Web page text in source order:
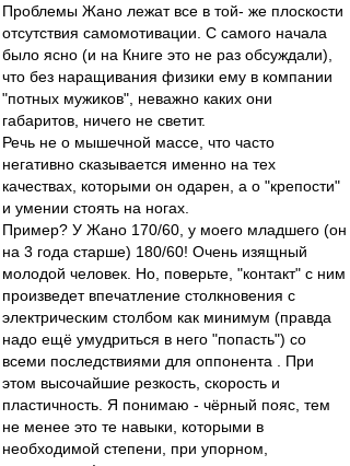
Проблемы Жано лежат все в той- же плоскости
отсутствия самомотивации. С самого начала
было ясно (и на Книге это не раз обсуждали),
что без наращивания физики ему в компании
"потных мужиков", неважно каких они
габаритов, ничего не светит.
Речь не о мышечной массе, что часто
негативно сказывается именно на тех
качествах, которыми он одарен, а о "крепости"
и умении стоять на ногах.
Пример? У Жано 170/60, у моего младшего (он
на 3 года старше) 180/60! Очень изящный
молодой человек. Но, поверьте, "контакт" с ним
произведет впечатление столкновения с
электрическим столбом как минимум (правда
надо ещё умудриться в него "попасть") со
всеми последствиями для оппонента . При
этом высочайшие резкость, скорость и
пластичность. Я понимаю - чёрный пояс, тем
не менее это те навыки, которыми в
необходимой степени, при упорном,